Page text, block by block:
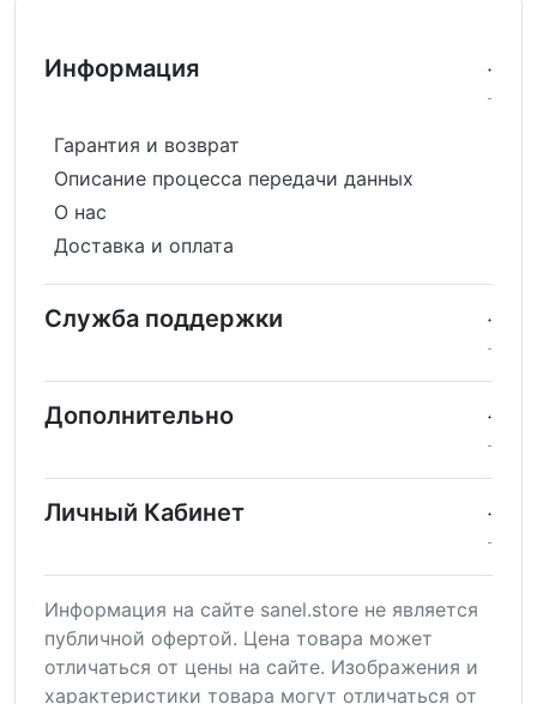
Информация
Гарантия и возврат
Описание процесса передачи данных
О нас
Доставка и оплата
Служба поддержки
Дополнительно
Личный Кабинет
Информация на сайте sanel.store не является
публичной офертой. Цена товара может
отличаться от цены на сайте. Изображения и
характеристики товара могут отличаться от